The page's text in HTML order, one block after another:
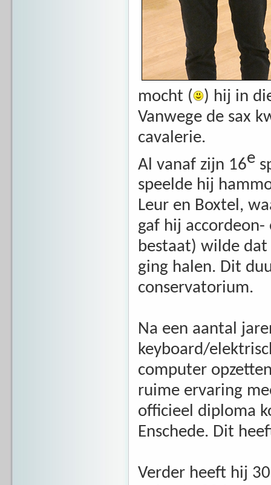
mocht (
) hij in
Vanwege de sax
cavalerie.
Al vanaf zijn 16e
speelde hij
Leur en Boxtel,
gaf hij
bestaat) wilde
ging halen. Dit
conservatorium.
Na een aantal
keyboard/
computer
ruime ervaring
officieel diploma
Enschede. Dit
Verder heeft hij